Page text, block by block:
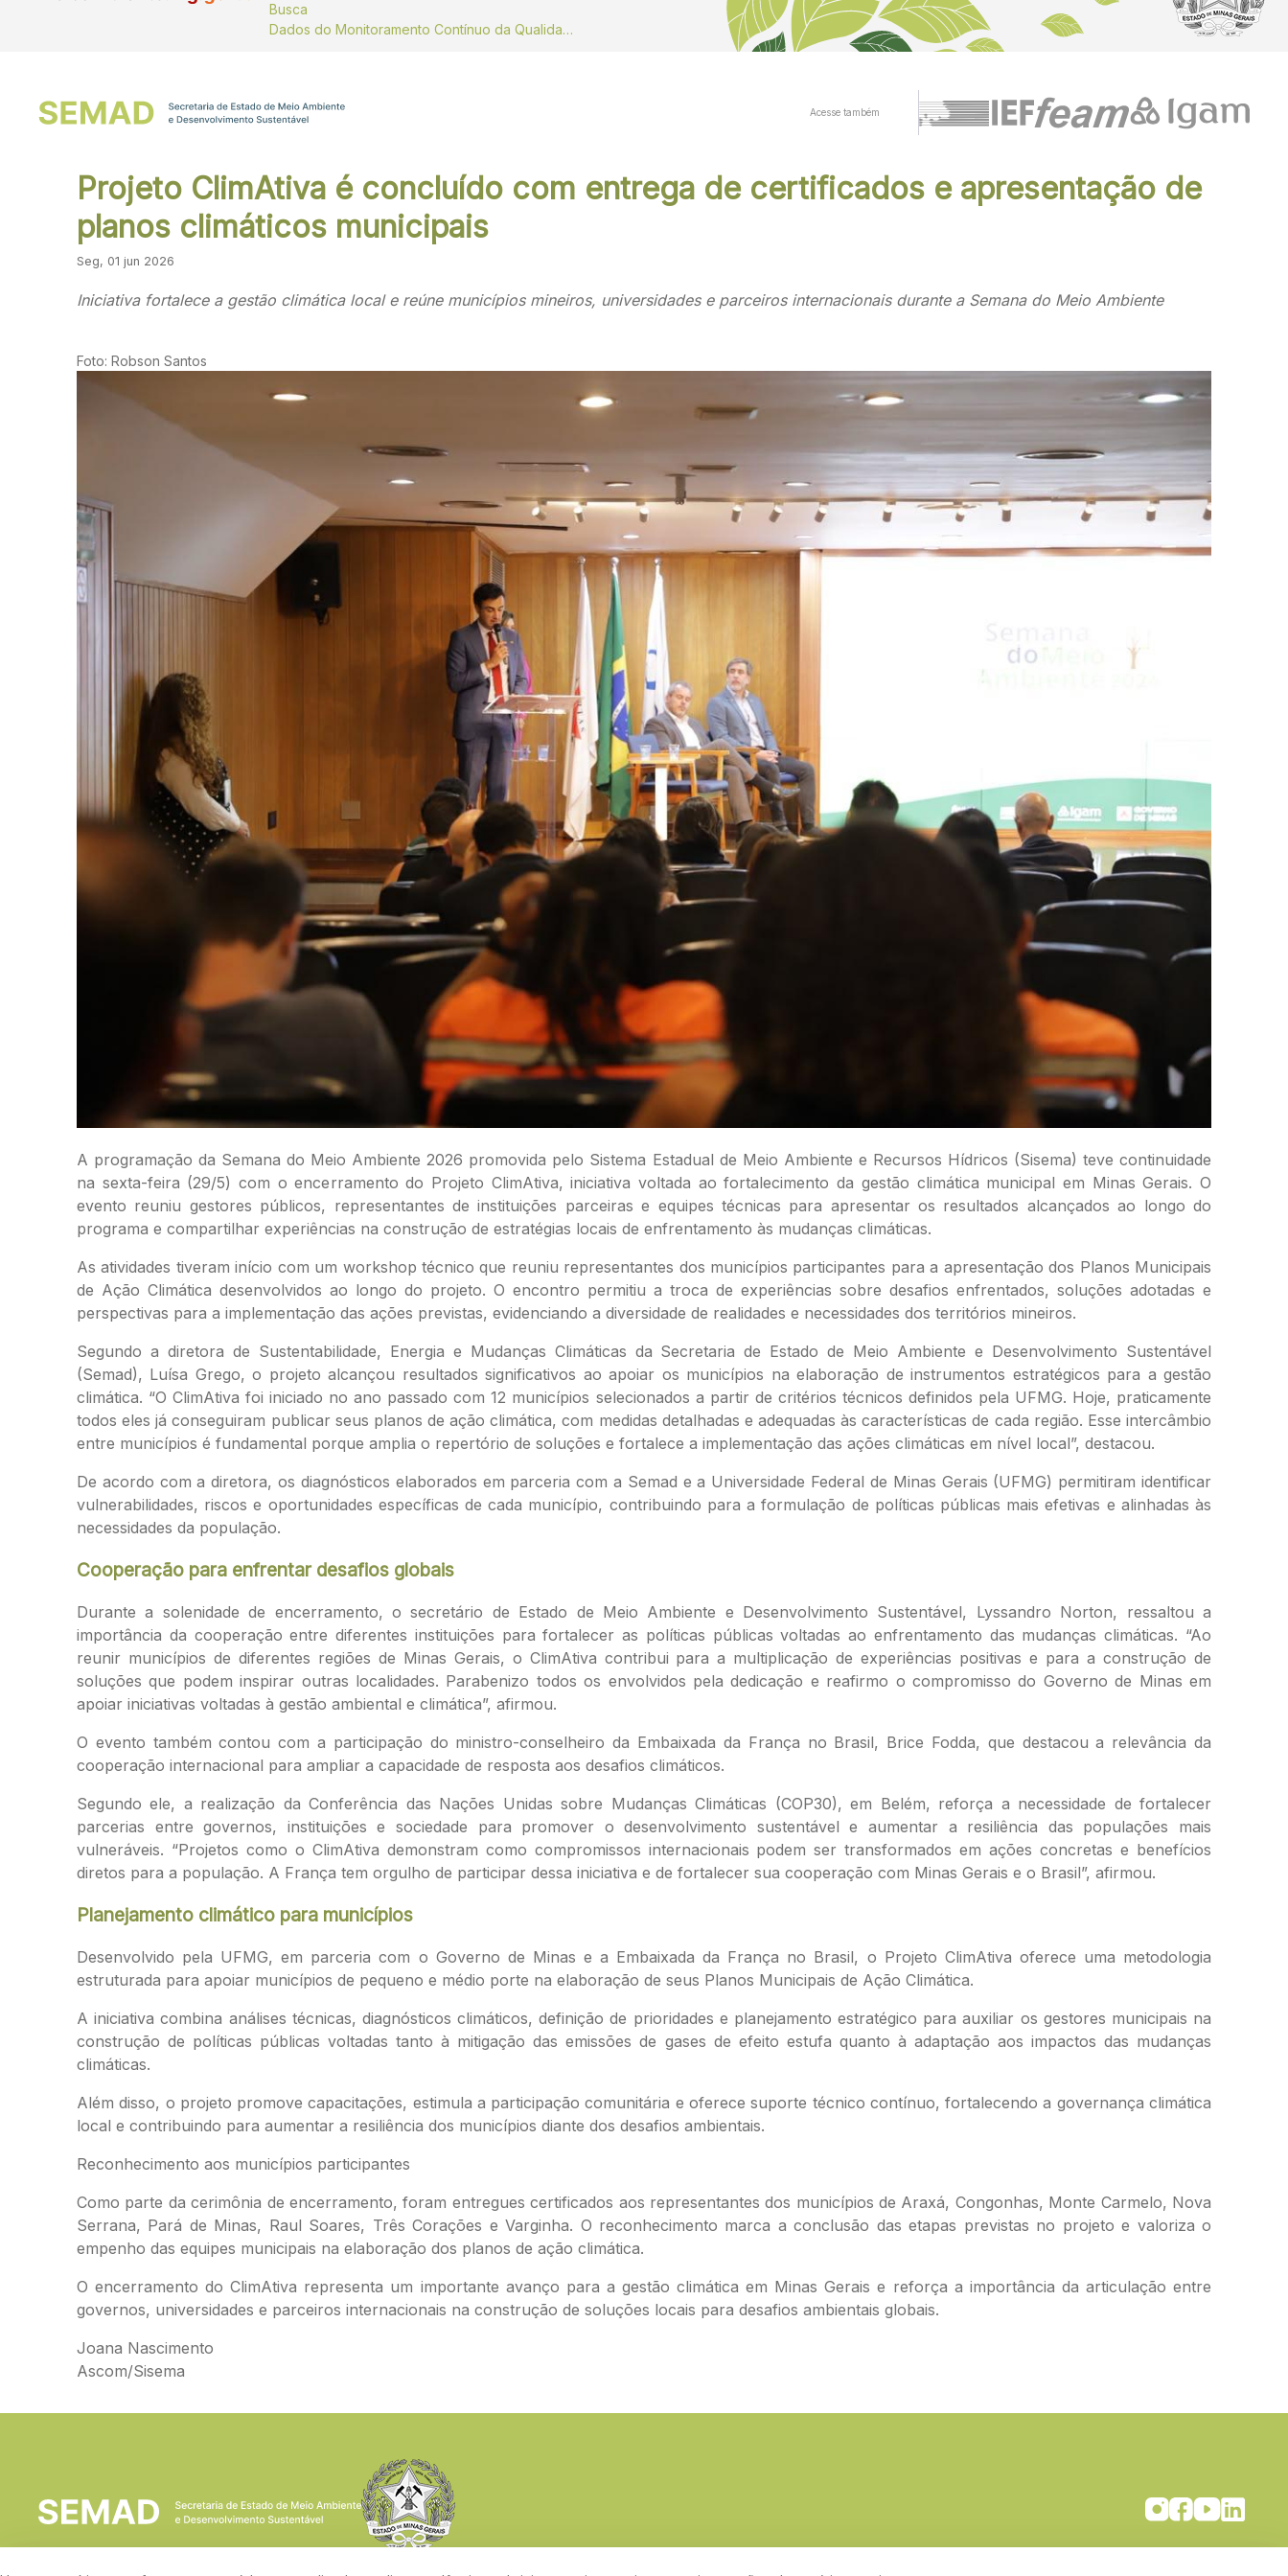
Busca
Dados do Monitoramento Contínuo da Qualidade do ar
Acesse também
Projeto ClimAtiva é concluído com entrega de certificados e apresentação de
planos climáticos municipais
Seg, 01 jun 2026
Iniciativa fortalece a gestão climática local e reúne municípios mineiros, universidades e parceiros internacionais durante a Semana do Meio Ambiente
Foto: Robson Santos
A programação da Semana do Meio Ambiente 2026 promovida pelo Sistema Estadual de Meio Ambiente e Recursos Hídricos (Sisema) teve continuidade
na sexta-feira (29/5) com o encerramento do Projeto ClimAtiva, iniciativa voltada ao fortalecimento da gestão climática municipal em Minas Gerais. O
evento reuniu gestores públicos, representantes de instituições parceiras e equipes técnicas para apresentar os resultados alcançados ao longo do
programa e compartilhar experiências na construção de estratégias locais de enfrentamento às mudanças climáticas.
As atividades tiveram início com um workshop técnico que reuniu representantes dos municípios participantes para a apresentação dos Planos Municipais
de Ação Climática desenvolvidos ao longo do projeto. O encontro permitiu a troca de experiências sobre desafios enfrentados, soluções adotadas e
perspectivas para a implementação das ações previstas, evidenciando a diversidade de realidades e necessidades dos territórios mineiros.
Segundo a diretora de Sustentabilidade, Energia e Mudanças Climáticas da Secretaria de Estado de Meio Ambiente e Desenvolvimento Sustentável
(Semad), Luísa Grego, o projeto alcançou resultados significativos ao apoiar os municípios na elaboração de instrumentos estratégicos para a gestão
climática. “O ClimAtiva foi iniciado no ano passado com 12 municípios selecionados a partir de critérios técnicos definidos pela UFMG. Hoje, praticamente
todos eles já conseguiram publicar seus planos de ação climática, com medidas detalhadas e adequadas às características de cada região. Esse intercâmbio
entre municípios é fundamental porque amplia o repertório de soluções e fortalece a implementação das ações climáticas em nível local”, destacou.
De acordo com a diretora, os diagnósticos elaborados em parceria com a Semad e a Universidade Federal de Minas Gerais (UFMG) permitiram identificar
vulnerabilidades, riscos e oportunidades específicas de cada município, contribuindo para a formulação de políticas públicas mais efetivas e alinhadas às
necessidades da população.
Cooperação para enfrentar desafios globais
Durante a solenidade de encerramento, o secretário de Estado de Meio Ambiente e Desenvolvimento Sustentável, Lyssandro Norton, ressaltou a
importância da cooperação entre diferentes instituições para fortalecer as políticas públicas voltadas ao enfrentamento das mudanças climáticas. “Ao
reunir municípios de diferentes regiões de Minas Gerais, o ClimAtiva contribui para a multiplicação de experiências positivas e para a construção de
soluções que podem inspirar outras localidades. Parabenizo todos os envolvidos pela dedicação e reafirmo o compromisso do Governo de Minas em
apoiar iniciativas voltadas à gestão ambiental e climática”, afirmou.
O evento também contou com a participação do ministro-conselheiro da Embaixada da França no Brasil, Brice Fodda, que destacou a relevância da
cooperação internacional para ampliar a capacidade de resposta aos desafios climáticos.
Segundo ele, a realização da Conferência das Nações Unidas sobre Mudanças Climáticas (COP30), em Belém, reforça a necessidade de fortalecer
parcerias entre governos, instituições e sociedade para promover o desenvolvimento sustentável e aumentar a resiliência das populações mais
vulneráveis. “Projetos como o ClimAtiva demonstram como compromissos internacionais podem ser transformados em ações concretas e benefícios
diretos para a população. A França tem orgulho de participar dessa iniciativa e de fortalecer sua cooperação com Minas Gerais e o Brasil”, afirmou.
Planejamento climático para municípios
Desenvolvido pela UFMG, em parceria com o Governo de Minas e a Embaixada da França no Brasil, o Projeto ClimAtiva oferece uma metodologia
estruturada para apoiar municípios de pequeno e médio porte na elaboração de seus Planos Municipais de Ação Climática.
A iniciativa combina análises técnicas, diagnósticos climáticos, definição de prioridades e planejamento estratégico para auxiliar os gestores municipais na
construção de políticas públicas voltadas tanto à mitigação das emissões de gases de efeito estufa quanto à adaptação aos impactos das mudanças
climáticas.
Além disso, o projeto promove capacitações, estimula a participação comunitária e oferece suporte técnico contínuo, fortalecendo a governança climática
local e contribuindo para aumentar a resiliência dos municípios diante dos desafios ambientais.
Reconhecimento aos municípios participantes
Como parte da cerimônia de encerramento, foram entregues certificados aos representantes dos municípios de Araxá, Congonhas, Monte Carmelo, Nova
Serrana, Pará de Minas, Raul Soares, Três Corações e Varginha. O reconhecimento marca a conclusão das etapas previstas no projeto e valoriza o
empenho das equipes municipais na elaboração dos planos de ação climática.
O encerramento do ClimAtiva representa um importante avanço para a gestão climática em Minas Gerais e reforça a importância da articulação entre
governos, universidades e parceiros internacionais na construção de soluções locais para desafios ambientais globais.
Joana Nascimento
Ascom/Sisema